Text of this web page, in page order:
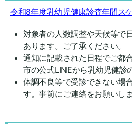
令和8年度乳幼児健康診査年間ス
対象者の人数調整や天候等で
あります。ご了承ください。
通知に記載された日程でご都
市の公式LINEから乳幼児健診
体調不良等で受診できない場
す。事前にご連絡をお願いしま